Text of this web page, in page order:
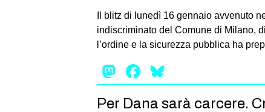
Il blitz di lunedì 16 gennaio avvenuto
indiscriminato del Comune di Milano,
l’ordine e la sicurezza pubblica ha
Mastodon
Facebook
Per Dana sarà carcere.